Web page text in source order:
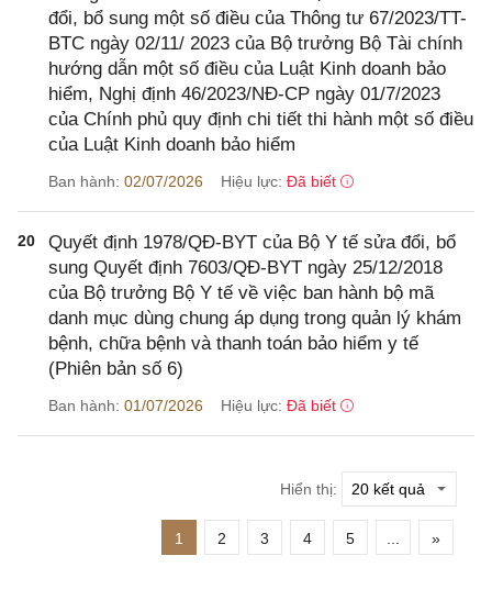
đổi, bổ sung một số điều của Thông tư 67/2023/TT-
BTC ngày 02/11/ 2023 của Bộ trưởng Bộ Tài chính
hướng dẫn một số điều của Luật Kinh doanh bảo
hiểm, Nghị định 46/2023/NĐ-CP ngày 01/7/2023
của Chính phủ quy định chi tiết thi hành một số điều
của Luật Kinh doanh bảo hiểm
Ban hành: 02/07/2026 Hiệu lực: Đã biết
20
Quyết định 1978/QĐ-BYT của Bộ Y tế sửa đổi, bổ
sung Quyết định 7603/QĐ-BYT ngày 25/12/2018
của Bộ trưởng Bộ Y tế về việc ban hành bộ mã
danh mục dùng chung áp dụng trong quản lý khám
bệnh, chữa bệnh và thanh toán bảo hiểm y tế
(Phiên bản số 6)
Ban hành: 01/07/2026 Hiệu lực: Đã biết
Hiển thị:
1 2 3 4 5 »